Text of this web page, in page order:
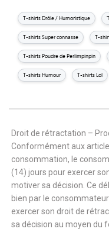
T-shirts Drôle / Humoristique
T-shirts Super connasse T-
T-shirts Poudre de Perlimpinpin
T-shirts Humour T-shirts Lol
Droit de rétractation –
Conformément aux
consommation, le
(14) jours pour exercer
motiver sa décision. Ce
bien par le
exercer son droit de
sa décision au moyen du